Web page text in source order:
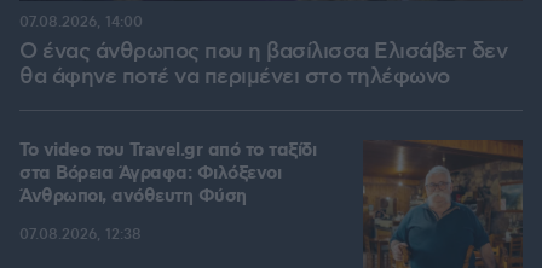
Ο ένας άνθρωπος που η βασίλισσα Ελισάβετ δεν
θα άφηνε ποτέ να περιμένει στο τηλέφωνο
07.08.2026, 14:00
To video του Travel.gr από το ταξίδι
στα Βόρεια Άγραφα: Φιλόξενοι
Άνθρωποι, ανόθευτη Φύση
07.08.2026, 12:38